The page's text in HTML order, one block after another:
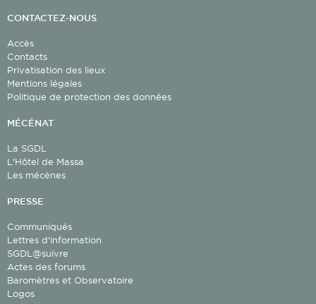
CONTACTEZ-NOUS
Accès
Contacts
Privatisation des lieux
Mentions légales
Politique de protection des données
MÉCÉNAT
La SGDL
L'Hôtel de Massa
Les mécènes
PRESSE
Communiqués
Lettres d'information
SGDL@suivre
Actes des forums
Baromètres et Observatoire
Logos